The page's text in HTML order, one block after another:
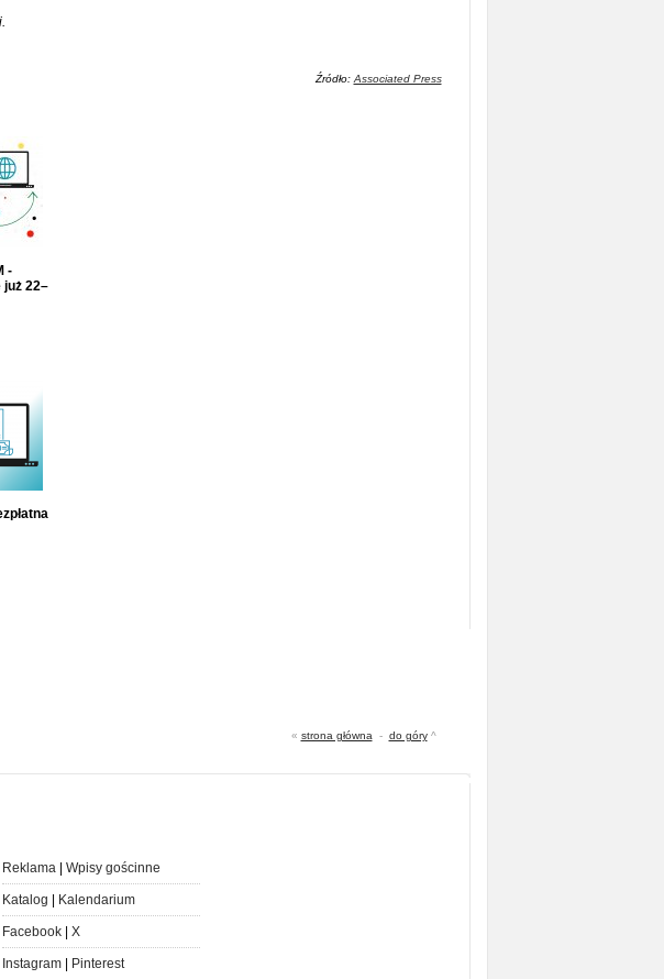
Źródło: Associated Press
-
już 22–
« strona główna - do góry^
Reklama| Wpisy gościnne
Katalog Kalendarium
Facebook| X
Instagram| Pinterest